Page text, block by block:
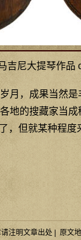
吉尼大提琴作品
月，成果当然
地的搜藏家当成
，但就某种程度
注明文章出处 | 原文地